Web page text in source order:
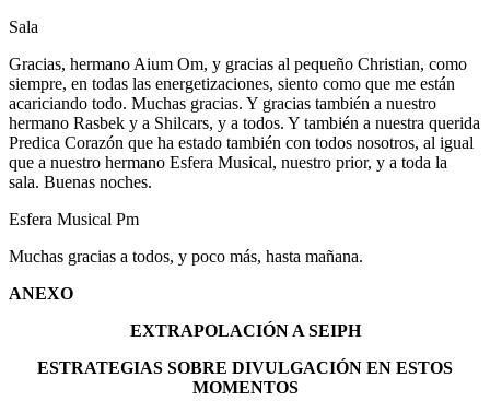
Sala
Gracias, hermano Aium Om, y gracias al pequeño Christian, como
siempre, en todas las energetizaciones, siento como que me están
acariciando todo. Muchas gracias. Y gracias también a nuestro
hermano Rasbek y a Shilcars, y a todos. Y también a nuestra querida
Predica Corazón que ha estado también con todos nosotros, al igual
que a nuestro hermano Esfera Musical, nuestro prior, y a toda la
sala. Buenas noches.
Esfera Musical Pm
Muchas gracias a todos, y poco más, hasta mañana.
ANEXO
EXTRAPOLACIÓN A SEIPH
ESTRATEGIAS SOBRE DIVULGACIÓN EN ESTOS
MOMENTOS